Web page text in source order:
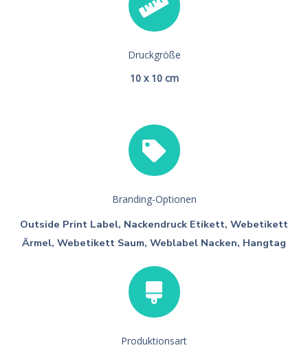
Druckgröße
10 x 10 cm
Branding-Optionen
Outside Print Label, Nackendruck Etikett, Webetikett
Ärmel, Webetikett Saum, Weblabel Nacken, Hangtag
Produktionsart